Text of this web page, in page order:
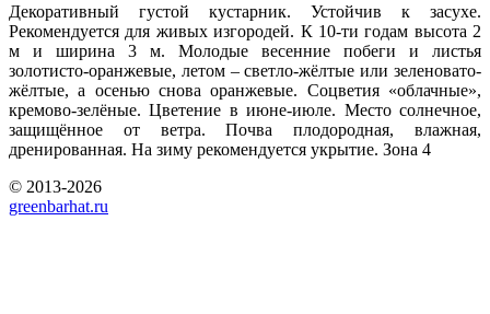
Декоративный густой кустарник. Устойчив к засухе.
Рекомендуется для живых изгородей. К 10-ти годам высота 2
м и ширина 3 м. Молодые весенние побеги и листья
золотисто-оранжевые, летом – светло-жёлтые или зеленовато-
жёлтые, а осенью снова оранжевые. Соцветия «облачные»,
кремово-зелёные. Цветение в июне-июле. Место солнечное,
защищённое от ветра. Почва плодородная, влажная,
дренированная. На зиму рекомендуется укрытие. Зона 4
© 2013-2026
greenbarhat.ru